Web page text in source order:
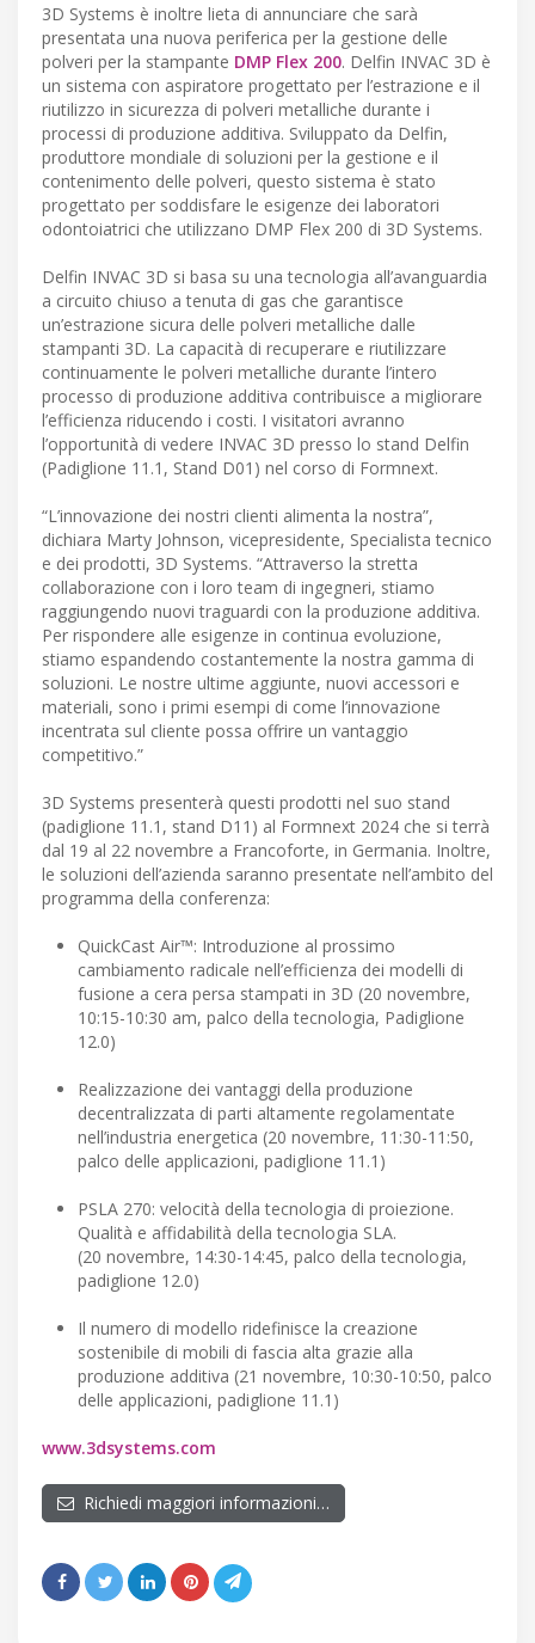
3D Systems è inoltre lieta di annunciare che sarà
presentata una nuova periferica per la gestione delle
polveri per la stampante DMP Flex 200. Delfin INVAC 3D è
un sistema con aspiratore progettato per l’estrazione e il
riutilizzo in sicurezza di polveri metalliche durante i
processi di produzione additiva. Sviluppato da Delfin,
produttore mondiale di soluzioni per la gestione e il
contenimento delle polveri, questo sistema è stato
progettato per soddisfare le esigenze dei laboratori
odontoiatrici che utilizzano DMP Flex 200 di 3D Systems.
Delfin INVAC 3D si basa su una tecnologia all’avanguardia
a circuito chiuso a tenuta di gas che garantisce
un’estrazione sicura delle polveri metalliche dalle
stampanti 3D. La capacità di recuperare e riutilizzare
continuamente le polveri metalliche durante l’intero
processo di produzione additiva contribuisce a migliorare
l’efficienza riducendo i costi. I visitatori avranno
l’opportunità di vedere INVAC 3D presso lo stand Delfin
(Padiglione 11.1, Stand D01) nel corso di Formnext.
“L’innovazione dei nostri clienti alimenta la nostra”,
dichiara Marty Johnson, vicepresidente, Specialista tecnico
e dei prodotti, 3D Systems. “Attraverso la stretta
collaborazione con i loro team di ingegneri, stiamo
raggiungendo nuovi traguardi con la produzione additiva.
Per rispondere alle esigenze in continua evoluzione,
stiamo espandendo costantemente la nostra gamma di
soluzioni. Le nostre ultime aggiunte, nuovi accessori e
materiali, sono i primi esempi di come l’innovazione
incentrata sul cliente possa offrire un vantaggio
competitivo.”
3D Systems presenterà questi prodotti nel suo stand
(padiglione 11.1, stand D11) al Formnext 2024 che si terrà
dal 19 al 22 novembre a Francoforte, in Germania. Inoltre,
le soluzioni dell’azienda saranno presentate nell’ambito del
programma della conferenza:
QuickCast Air™: Introduzione al prossimo
cambiamento radicale nell’efficienza dei modelli di
fusione a cera persa stampati in 3D (20 novembre,
10:15-10:30 am, palco della tecnologia, Padiglione
12.0)
Realizzazione dei vantaggi della produzione
decentralizzata di parti altamente regolamentate
nell’industria energetica (20 novembre, 11:30-11:50,
palco delle applicazioni, padiglione 11.1)
PSLA 270: velocità della tecnologia di proiezione.
Qualità e affidabilità della tecnologia SLA.
(20 novembre, 14:30-14:45, palco della tecnologia,
padiglione 12.0)
Il numero di modello ridefinisce la creazione
sostenibile di mobili di fascia alta grazie alla
produzione additiva (21 novembre, 10:30-10:50, palco
delle applicazioni, padiglione 11.1)
www.3dsystems.com
Richiedi maggiori informazioni…